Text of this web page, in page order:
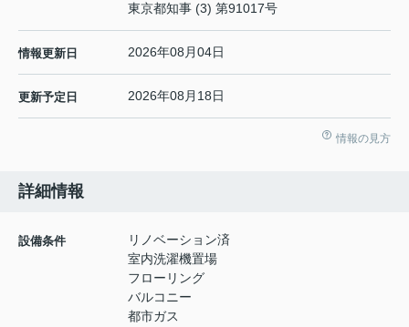
東京都知事 (3) 第91017号
情報更新日 2026年08月04日
更新予定日 2026年08月18日
情報の見方
詳細情報
設備条件
リノベーション済
室内洗濯機置場
フローリング
バルコニー
都市ガス